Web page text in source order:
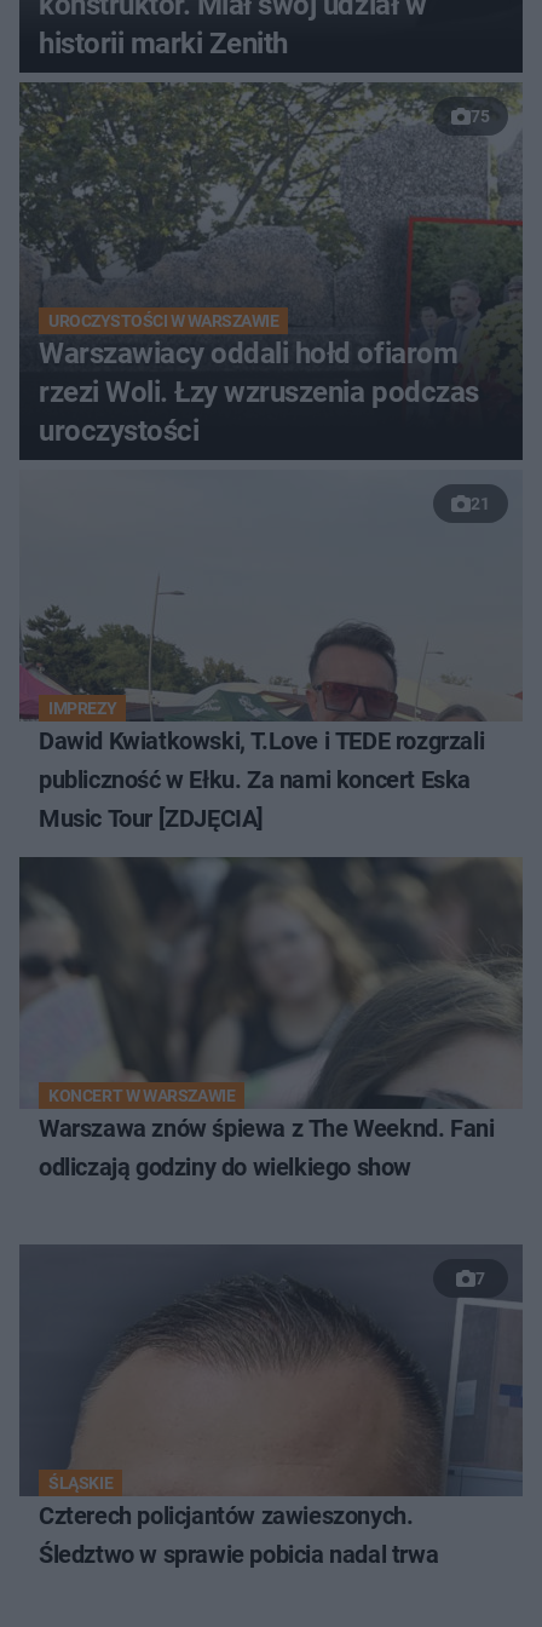
historii marki Zenith
75
UROCZYSTOŚCI W WARSZAWIE
Warszawiacy oddali hołd ofiarom
rzezi Woli. Łzy wzruszenia podczas
uroczystości
21
IMPREZY
Dawid Kwiatkowski, T.Love i TEDE rozgrzali
publiczność w Ełku. Za nami koncert Eska
Music Tour [ZDJĘCIA]
KONCERT W WARSZAWIE
Warszawa znów śpiewa z The Weeknd. Fani
odliczają godziny do wielkiego show
7
ŚLĄSKIE
Czterech policjantów zawieszonych.
Śledztwo w sprawie pobicia nadal trwa